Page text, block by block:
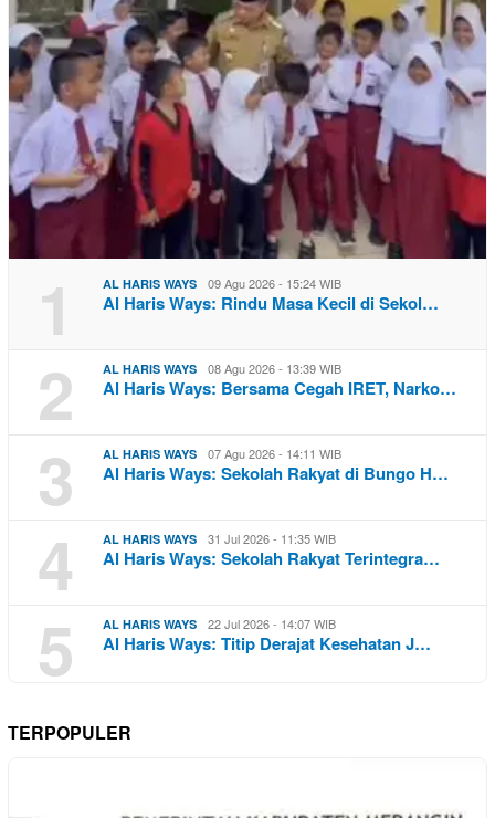
1 AL HARIS WAYS 09 Agu 2026 - 15:24 WIB
Al Haris Ways: Rindu Masa Kecil di Sekol…
2 AL HARIS WAYS 08 Agu 2026 - 13:39 WIB
Al Haris Ways: Bersama Cegah IRET, Narko…
3 AL HARIS WAYS 07 Agu 2026 - 14:11 WIB
Al Haris Ways: Sekolah Rakyat di Bungo H…
4 AL HARIS WAYS 31 Jul 2026 - 11:35 WIB
Al Haris Ways: Sekolah Rakyat Terintegra…
5 AL HARIS WAYS 22 Jul 2026 - 14:07 WIB
Al Haris Ways: Titip Derajat Kesehatan J…
TERPOPULER